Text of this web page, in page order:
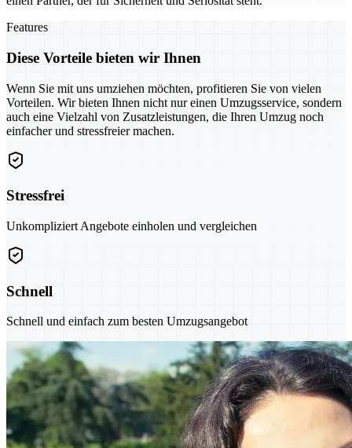
Features
Diese Vorteile bieten wir Ihnen
Wenn Sie mit uns umziehen möchten, profitieren Sie von vielen
Vorteilen. Wir bieten Ihnen nicht nur einen Umzugsservice, sondern
auch eine Vielzahl von Zusatzleistungen, die Ihren Umzug noch
einfacher und stressfreier machen.
Stressfrei
Unkompliziert Angebote einholen und vergleichen
Schnell
Schnell und einfach zum besten Umzugsangebot